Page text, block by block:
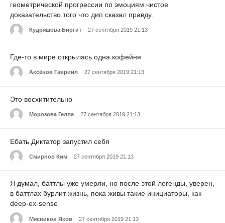
геометрической прогрессии по эмоциям.чистое
доказательство того что дип сказал правду.
Кудряшова Биргит 27 сентября 2019 21:13
Где-то в мире открылась одна кофейня
Аксёнов Гавриил 27 сентября 2019 21:13
Это восхитительно
Морозова Гелла 27 сентября 2019 21:13
Ебать Диктатор запустил себя
Смирнов Ким 27 сентября 2019 21:13
Я думал, баттлы уже умерли, но после этой легенды, уверен,
в баттлах бурлит жизнь, пока живы такие инициаторы, как
deep-ex-sense
Мясников Яков 27 сентября 2019 21:13